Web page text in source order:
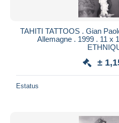
TAHITI TATTOOS . Gian
Allemagne . 1999 . 11 x
±
Estatus